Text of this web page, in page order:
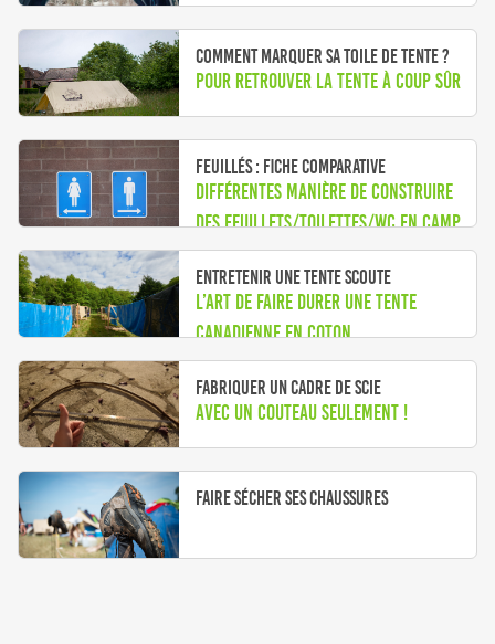
Comment marquer sa toile de tente ?
Pour retrouver la tente à coup sûr
Feuillés : fiche comparative
Différentes manière de construire
des feuillets/toilettes/wc en camp.
Entretenir une tente scoute
L’art de faire durer une tente
canadienne en coton
Fabriquer un cadre de scie
avec un couteau seulement !
Faire sécher ses chaussures